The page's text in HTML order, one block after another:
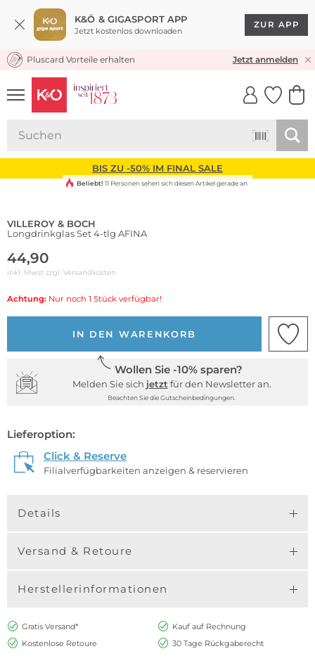
K&Ö & GIGASPORT APP
Jetzt kostenlos downloaden
ZUR APP
KOSTENLOSER VERSAND* & RÜCKVERSAND
Pluscard Vorteile erhalten Jetzt anmelden
UNSERE APP
CLICK &
BIS ZU -50% IM FINAL SALE
Beliebt! 11 Personen sehen sich diesen Artikel gerade an
VILLEROY & BOCH
Longdrinkglas Set 4-tlg AFINA
44,90
inkl. Mwst zzgl. Versandkosten
Achtung: Nur noch 1 Stück verfügbar!
IN DEN WARENKORB
Wollen Sie -10% sparen?
Melden Sie sich jetzt für den Newsletter an.
Beachten Sie die Gutscheinbedingungen.
Lieferoption:
Click & Reserve
Filialverfügbarkeiten anzeigen & reservieren
Details
Versand & Retoure
Herstellerinformationen
Gratis Versand*
Kauf auf Rechnung
Kostenlose Retoure
30 Tage Rückgaberecht